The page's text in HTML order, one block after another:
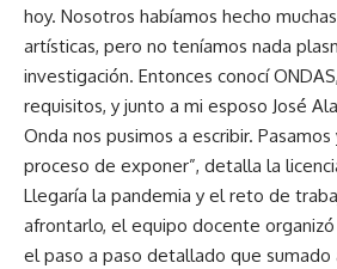
hoy. Nosotros habíamos hecho
artísticas, pero no teníamos nada
investigación. Entonces conocí
requisitos, y junto a mi esposo José
Onda nos pusimos a escribir.
proceso de exponer”, detalla la
Llegaría la pandemia y el reto de
afrontarlo, el equipo docente organizó
el paso a paso detallado que sumado